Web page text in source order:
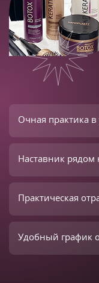
Очная практика
Наставник рядом
Практическая
Удобный график